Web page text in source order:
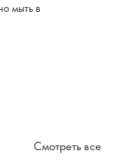
мыть в
Смотреть все